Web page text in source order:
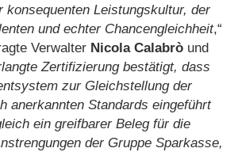
konsequenten Leistungskultur, der
und echter Chancengleichheit,“
Verwalter Nicola Calabrò und
Zertifizierung bestätigt, dass
zur Gleichstellung der
anerkannten Standards eingeführt
ein greifbarer Beleg für die
der Gruppe Sparkasse,